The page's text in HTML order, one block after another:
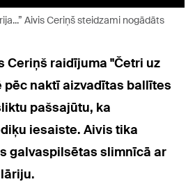
Aivis Ceriņš steidzami nogādāts
Ceriņš raidījuma "Četri uz
pēc naktī aizvadītas ballītes
pašsajūtu, ka
iesaiste. Aivis tika
galvaspilsētas slimnīcā ar